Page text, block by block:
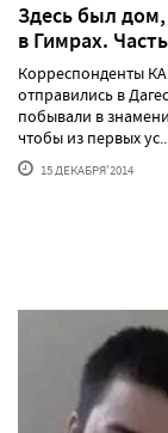
Здесь был
в Гимрах.
Корреспонденты
отправились в
побывали в
чтобы из первых
15 ДЕКАБРЯ'2014